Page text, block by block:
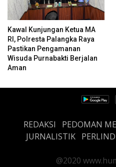
Kawal Kunjungan Ketua MA
RI, Polresta Palangka Raya
Pastikan Pengamanan
Wisuda Purnabakti Berjalan
Aman
REDAKSI PEDOMAN
JURNALISTIK
@2020